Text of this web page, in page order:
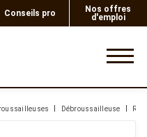
Conseils pro
Nos offres
d'emploi
Débroussailleuse